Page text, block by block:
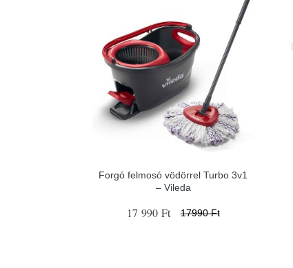
Forgó felmosó vödörrel Turbo 3v1
– Vileda
17 990 Ft 17990 Ft